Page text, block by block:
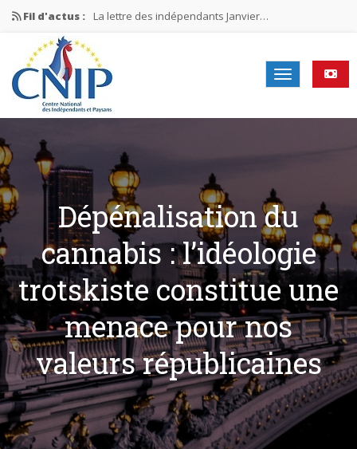
Fil d'actus : La lettre des indépendants Janvier…
La lettre des indépendants Novembre…
La lettre des indépendants Juin…
Mission nationale ÉLECTIONS MUNICIPALES 2026
Dépénalisation du
cannabis : l’idéologie
trotskiste constitue une
menace pour nos
valeurs républicaines